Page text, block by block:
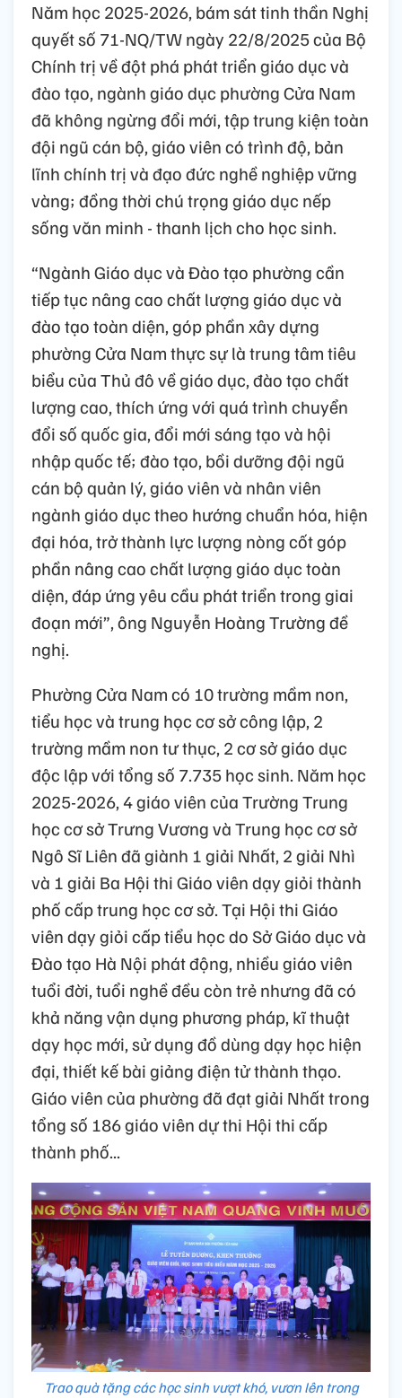
Năm học 2025-2026, bám sát tinh thần Nghị
quyết số 71-NQ/TW ngày 22/8/2025 của Bộ
Chính trị về đột phá phát triển giáo dục và
đào tạo, ngành giáo dục phường Cửa Nam
đã không ngừng đổi mới, tập trung kiện toàn
đội ngũ cán bộ, giáo viên có trình độ, bản
lĩnh chính trị và đạo đức nghề nghiệp vững
vàng; đồng thời chú trọng giáo dục nếp
sống văn minh - thanh lịch cho học sinh.
“Ngành Giáo dục và Đào tạo phường cần
tiếp tục nâng cao chất lượng giáo dục và
đào tạo toàn diện, góp phần xây dựng
phường Cửa Nam thực sự là trung tâm tiêu
biểu của Thủ đô về giáo dục, đào tạo chất
lượng cao, thích ứng với quá trình chuyển
đổi số quốc gia, đổi mới sáng tạo và hội
nhập quốc tế; đào tạo, bồi dưỡng đội ngũ
cán bộ quản lý, giáo viên và nhân viên
ngành giáo dục theo hướng chuẩn hóa, hiện
đại hóa, trở thành lực lượng nòng cốt góp
phần nâng cao chất lượng giáo dục toàn
diện, đáp ứng yêu cầu phát triển trong giai
đoạn mới”, ông Nguyễn Hoàng Trường đề
nghị.
Phường Cửa Nam có 10 trường mầm non,
tiểu học và trung học cơ sở công lập, 2
trường mầm non tư thục, 2 cơ sở giáo dục
độc lập với tổng số 7.735 học sinh. Năm học
2025-2026, 4 giáo viên của Trường Trung
học cơ sở Trưng Vương và Trung học cơ sở
Ngô Sĩ Liên đã giành 1 giải Nhất, 2 giải Nhì
và 1 giải Ba Hội thi Giáo viên dạy giỏi thành
phố cấp trung học cơ sở. Tại Hội thi Giáo
viên dạy giỏi cấp tiểu học do Sở Giáo dục và
Đào tạo Hà Nội phát động, nhiều giáo viên
tuổi đời, tuổi nghề đều còn trẻ nhưng đã có
khả năng vận dụng phương pháp, kĩ thuật
dạy học mới, sử dụng đồ dùng dạy học hiện
đại, thiết kế bài giảng điện tử thành thạo.
Giáo viên của phường đã đạt giải Nhất trong
tổng số 186 giáo viên dự thi Hội thi cấp
thành phố...
Trao quà tặng các học sinh vượt khó, vươn lên trong